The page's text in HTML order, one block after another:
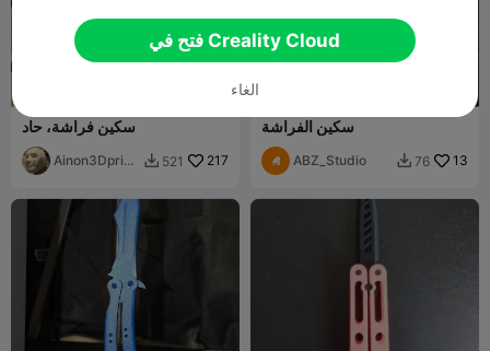
سكين فراشة، حاد
Ainon3Dprint
 521 217
سكين الفراشة
ABZ_Studio  76 13
فتح في Creality Cloud
الغاء